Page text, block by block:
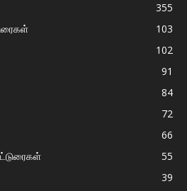
355
103
102
91
84
72
66
55
39